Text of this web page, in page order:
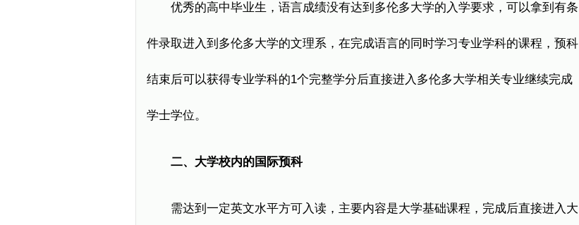
优秀的高中毕业生，语言成绩没有达到多伦多大学的入学要求，可以拿到有条
件录取进入到多伦多大学的文理系，在完成语言的同时学习专业学科的课程，预科
结束后可以获得专业学科的1个完整学分后直接进入多伦多大学相关专业继续完成
学士学位。
二、大学校内的国际预科
需达到一定英文水平方可入读，主要内容是大学基础课程，完成后直接进入大